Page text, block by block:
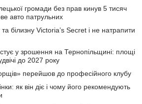
громади без прав кинув 5 тисяч
авто патрульних
білизну Victoria’s Secret і не натрапити
у зрошення на Тернопільщині: площі
до 2027 року
перейшов до професійного клубу
як він діє і чому його рекомендують